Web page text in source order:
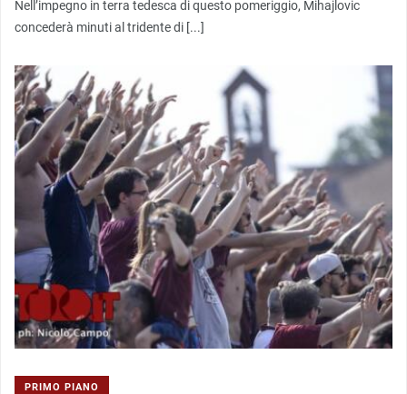
Nell’impegno in terra tedesca di questo pomeriggio, Mihajlovic
concederà minuti al tridente di [...]
PRIMO PIANO